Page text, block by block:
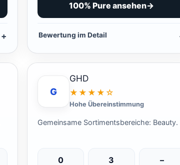
100% Pure ansehen→
Bewertung im Detail
G
GHD
★★★★☆
Hohe Übereinstimmung
Gemeinsame Sortimentsbereiche: Beauty.
0 3 –